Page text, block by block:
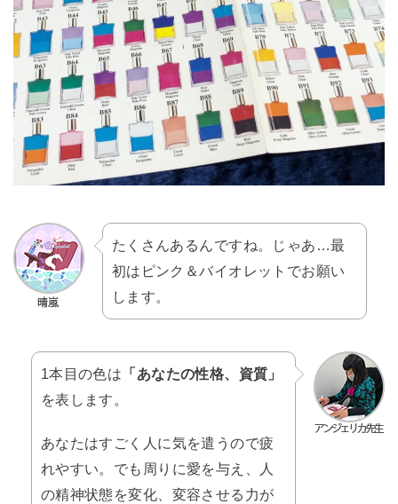
たくさんあるんですね。じゃあ…最
初はピンク＆バイオレットでお願い
します。
1本目の色は 「あなたの性格、資質」
を表します。
あなたはすごく人に気を遣うので疲
れやすい。でも周りに愛を与え、人
の精神状態を変化、変容させる力が